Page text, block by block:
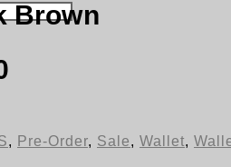
Brown
, Pre-Order, Sale, Wallet,